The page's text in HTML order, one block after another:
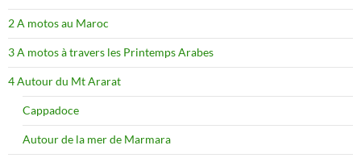
2 A motos au Maroc
3 A motos à travers les Printemps Arabes
4 Autour du Mt Ararat
Cappadoce
Autour de la mer de Marmara